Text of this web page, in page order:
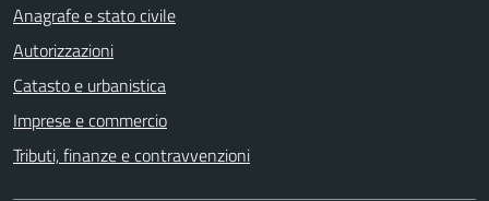
Anagrafe e stato civile
Autorizzazioni
Catasto e urbanistica
Imprese e commercio
Tributi, finanze e contravvenzioni